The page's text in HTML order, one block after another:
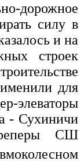
дорожное
силу в
и на
строек
для
элеваторы
- Сухиничи
СШ